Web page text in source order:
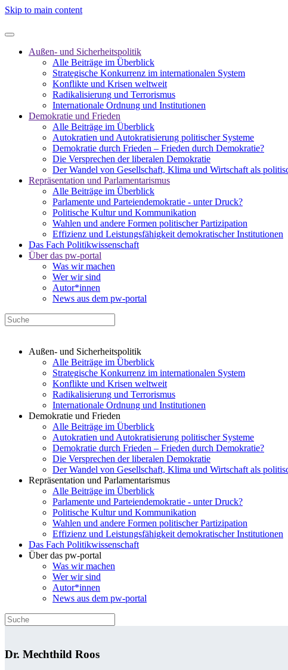
Skip to main content
Außen- und Sicherheitspolitik
Alle Beiträge im Überblick
Strategische Konkurrenz im internationalen System
Konflikte und Krisen weltweit
Radikalisierung und Terrorismus
Internationale Ordnung und Institutionen
Demokratie und Frieden
Alle Beiträge im Überblick
Autokratien und Autokratisierung politischer Systeme
Demokratie durch Frieden – Frieden durch Demokratie?
Die Versprechen der liberalen Demokratie
Der Wandel von Gesellschaft, Klima und Wirtschaft als
Repräsentation und Parlamentarismus
Alle Beiträge im Überblick
Parlamente und Parteiendemokratie - unter Druck?
Politische Kultur und Kommunikation
Wahlen und andere Formen politischer Partizipation
Effizienz und Leistungsfähigkeit demokratischer Institutionen
Das Fach Politikwissenschaft
Über das pw-portal
Was wir machen
Wer wir sind
Autor*innen
News aus dem pw-portal
Außen- und Sicherheitspolitik
Alle Beiträge im Überblick
Strategische Konkurrenz im internationalen System
Konflikte und Krisen weltweit
Radikalisierung und Terrorismus
Internationale Ordnung und Institutionen
Demokratie und Frieden
Alle Beiträge im Überblick
Autokratien und Autokratisierung politischer Systeme
Demokratie durch Frieden – Frieden durch Demokratie?
Die Versprechen der liberalen Demokratie
Der Wandel von Gesellschaft, Klima und Wirtschaft als
Repräsentation und Parlamentarismus
Alle Beiträge im Überblick
Parlamente und Parteiendemokratie - unter Druck?
Politische Kultur und Kommunikation
Wahlen und andere Formen politischer Partizipation
Effizienz und Leistungsfähigkeit demokratischer Institutionen
Das Fach Politikwissenschaft
Über das pw-portal
Was wir machen
Wer wir sind
Autor*innen
News aus dem pw-portal
Dr. Mechthild Roos